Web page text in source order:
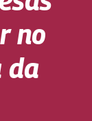
no
da